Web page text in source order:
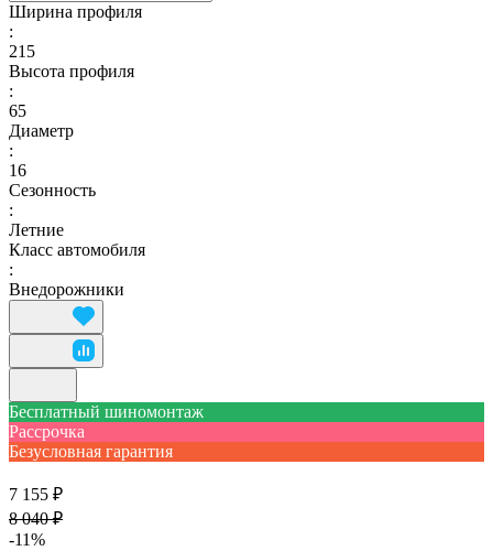
Ширина профиля
:
215
Высота профиля
:
65
Диаметр
:
16
Сезонность
:
Летние
Класс автомобиля
:
Внедорожники
Бесплатный шиномонтаж
Рассрочка
Безусловная гарантия
7 155 ₽
8 040 ₽
-11%